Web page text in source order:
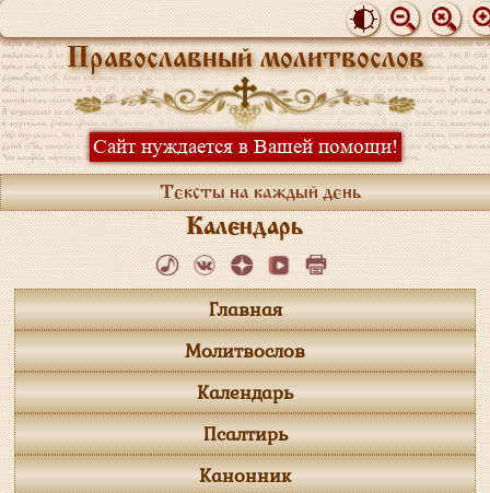
Православный молитвослов
Сайт нуждается в Вашей помощи!
Тексты на каждый день
Календарь
Главная
Молитвослов
Календарь
Псалтирь
Канонник